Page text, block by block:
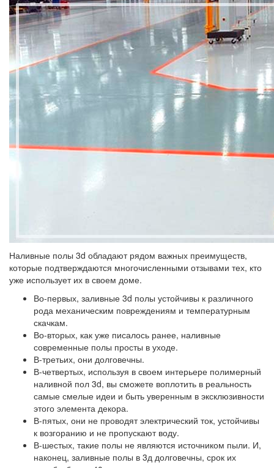
Наливные полы 3d обладают рядом важных преимуществ,
которые подтверждаются многочисленными отзывами тех, кто
уже использует их в своем доме.
Во-первых, заливные 3d полы устойчивы к различного
рода механическим повреждениям и температурным
скачкам.
Во-вторых, как уже писалось ранее, наливные
современные полы просты в уходе.
В-третьих, они долговечны.
В-четвертых, используя в своем интерьере полимерный
наливной пол 3d, вы сможете воплотить в реальность
самые смелые идеи и быть уверенным в эксклюзивности
этого элемента декора.
В-пятых, они не проводят электрический ток, устойчивы
к возгоранию и не пропускают воду.
В-шестых, такие полы не являются источником пыли. И,
наконец, заливные полы в 3д долговечны, срок их